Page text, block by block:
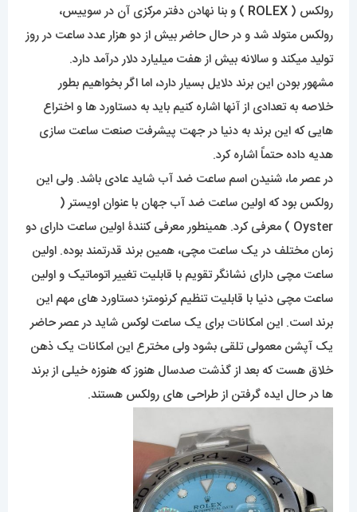
رولکس ( ROLEX ) و بنا نهادن دفتر مرکزی آن در سوییس،
رولکس متولد شد و در حال حاضر بیش از دو هزار عدد ساعت در روز
تولید میکند و سالانه بیش از هفت میلیارد دلار درآمد دارد.
مشهور بودن این برند دلایل بسیار دارد، اما اگر بخواهیم بطور
خلاصه به تعدادی از آنها اشاره کنیم باید به دستاورد ها و اختراع
هایی که این برند به دنیا در جهت پیشرفت صنعت ساعت سازی
هدیه داده حتماً اشاره کرد.
در عصر ما، شنیدن اسم ساعت ضد آب شاید عادی باشد. ولی این
رولکس بود که اولین ساعت ضد آب جهان با عنوان اویستر (
Oyster ) معرفی کرد. همینطور معرفی کنندۀ اولین ساعت دارای دو
زمان مختلف در یک ساعت مچی، همین برند قدرتمند بوده. اولین
ساعت مچی دارای نشانگر تقویم با قابلیت تغییر اتوماتیک و اولین
ساعت مچی دنیا با قابلیت تنظیم کرنومتر؛ دستاورد های مهم این
برند است. این امکانات برای یک ساعت لوکس شاید در عصر حاضر
یک آپشن معمولی تلقی بشود ولی مخترع این امکانات یک ذهن
خلاق هست که بعد از گذشت صدسال هنوز که هنوزه خیلی از برند
ها در حال ایده گرفتن از طراحی های رولکس هستند.